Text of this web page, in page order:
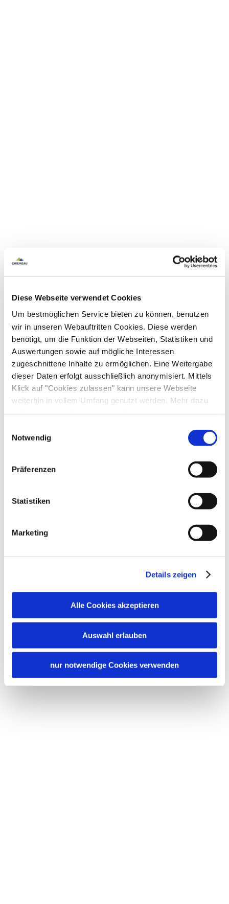
Diese Webseite verwendet Cookies
Um bestmöglichen Service bieten zu können, benutzen
wir in unseren Webauftritten Cookies. Diese werden
benötigt, um die Funktion der Webseiten, Statistiken und
Auswertungen sowie auf mögliche Interessen
zugeschnittene Inhalte zu ermöglichen. Eine Weitergabe
dieser Daten erfolgt ausschließlich anonymisiert. Mittels
Klick auf "Cookies zulassen" kann unsere Webseite
weiterhin in vollem Umfang genutzt werden. Mehr dazu
steht in unserer Datenschutzerklärung.
gelistet.
Notwendig
Präferenzen
Statistiken
Marketing
Details zeigen
Alle Cookies akzeptieren
Auswahl erlauben
nur notwendige Cookies verwenden